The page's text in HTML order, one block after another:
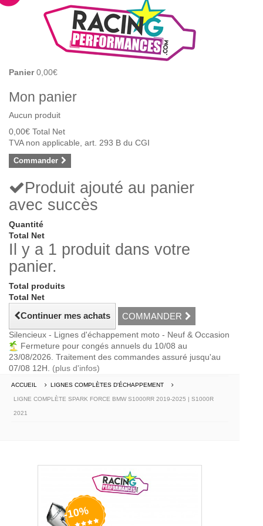
Panier 0,00€
Mon panier
Aucun produit
0,00€ Total Net
TVA non applicable, art. 293 B du CGI
Commander
Produit ajouté au panier
avec succès
Quantité
Total Net
Il y a 1 produit dans votre
panier.
Total produits
Total Net
Continuer mes achats COMMANDER
Silencieux - Lignes d'échappement moto - Neuf & Occasion
Fermeture pour congés annuels du 10/08 au
23/08/2026. Traitement des commandes assuré jusqu'au
07/08 12H. (plus d'infos)
ACCUEIL LIGNES COMPLÈTES D'ÉCHAPPEMENT
LIGNE COMPLÈTE SPARK FORCE BMW S1000RR 2019-2025 | S1000R
2021
-10%